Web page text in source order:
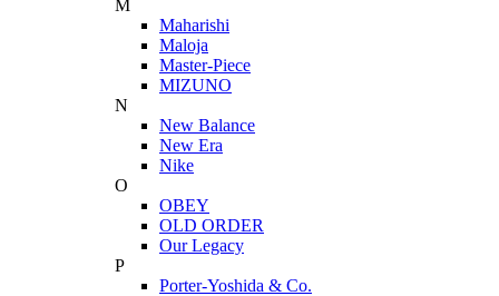
M
Maharishi
Maloja
Master-Piece
MIZUNO
N
New Balance
New Era
Nike
O
OBEY
OLD ORDER
Our Legacy
P
Porter-Yoshida & Co.